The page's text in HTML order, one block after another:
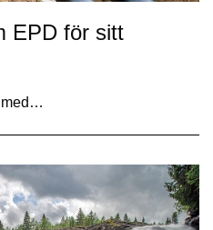
EPD för sitt
med…